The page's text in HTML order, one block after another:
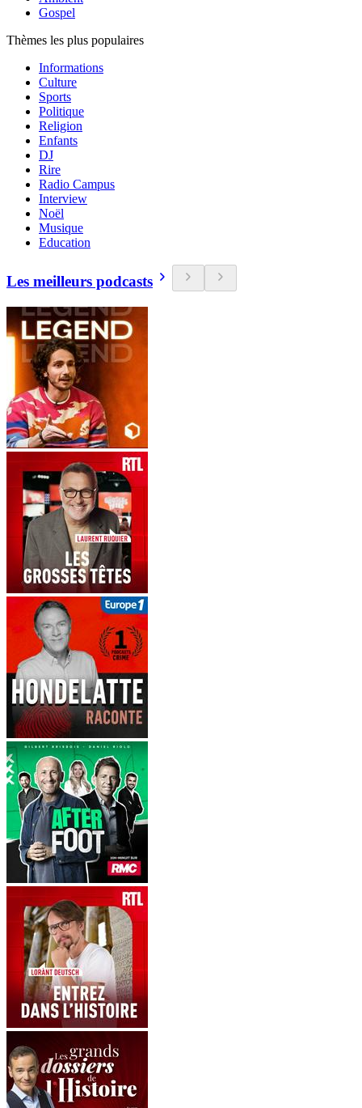
Gospel
Thèmes les plus populaires
Informations
Culture
Sports
Politique
Religion
Enfants
DJ
Rire
Radio Campus
Interview
Noël
Musique
Education
Les meilleurs podcasts